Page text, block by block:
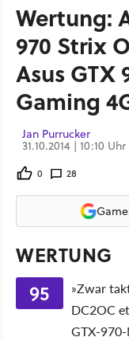
Wertung:
970 Strix
Asus GTX
Gaming
Jan Purrucker
31.10.2014 | 10:10
0 28
WERTUNG
95
»Zwar
DC2OC
GTX-